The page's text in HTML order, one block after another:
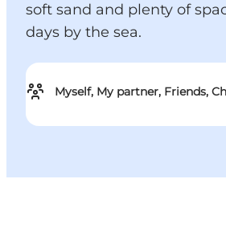
soft sand and plenty of
days by the sea.
Myself, My partner, Friends,